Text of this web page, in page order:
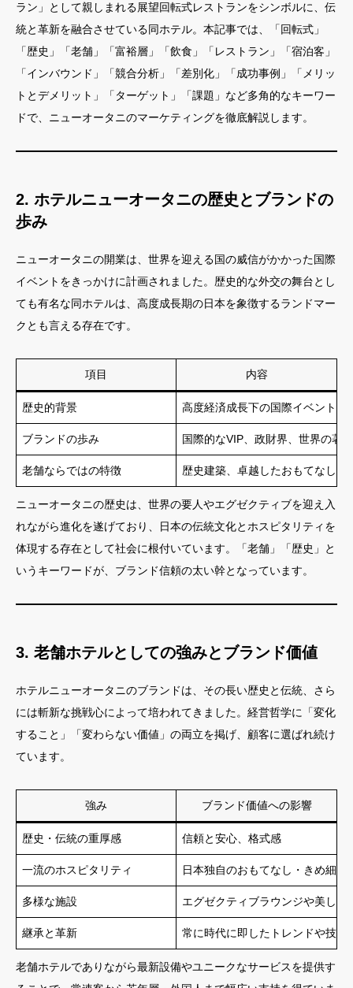
ラン」として親しまれる展望回転式レストランをシンボルに、伝
統と革新を融合させている同ホテル。本記事では、「回転式」
「歴史」「老舗」「富裕層」「飲食」「レストラン」「宿泊客」
「インバウンド」「競合分析」「差別化」「成功事例」「メリッ
トとデメリット」「ターゲット」「課題」など多角的なキーワー
ドで、ニューオータニのマーケティングを徹底解説します。
2. ホテルニューオータニの歴史とブランドの
歩み
ニューオータニの開業は、世界を迎える国の威信がかかった国際
イベントをきっかけに計画されました。歴史的な外交の舞台とし
ても有名な同ホテルは、高度成長期の日本を象徴するランドマー
クとも言える存在です。
項目 内容
歴史的背景 高度経済成長下の国際イベントに
ブランドの歩み 国際的なVIP、政財界、世界の著
老舗ならではの特徴 歴史建築、卓越したおもてなし、
ニューオータニの歴史は、世界の要人やエグゼクティブを迎え入
れながら進化を遂げており、日本の伝統文化とホスピタリティを
体現する存在として社会に根付いています。「老舗」「歴史」と
いうキーワードが、ブランド信頼の太い幹となっています。
3. 老舗ホテルとしての強みとブランド価値
ホテルニューオータニのブランドは、その長い歴史と伝統、さら
には斬新な挑戦心によって培われてきました。経営哲学に「変化
すること」「変わらない価値」の両立を掲げ、顧客に選ばれ続け
ています。
強み ブランド価値への影響
歴史・伝統の重厚感 信頼と安心、格式感
一流のホスピタリティ 日本独自のおもてなし・きめ細や
多様な施設 エグゼクティブラウンジや美し
継承と革新 常に時代に即したトレンドや技術
老舗ホテルでありながら最新設備やユニークなサービスを提供す